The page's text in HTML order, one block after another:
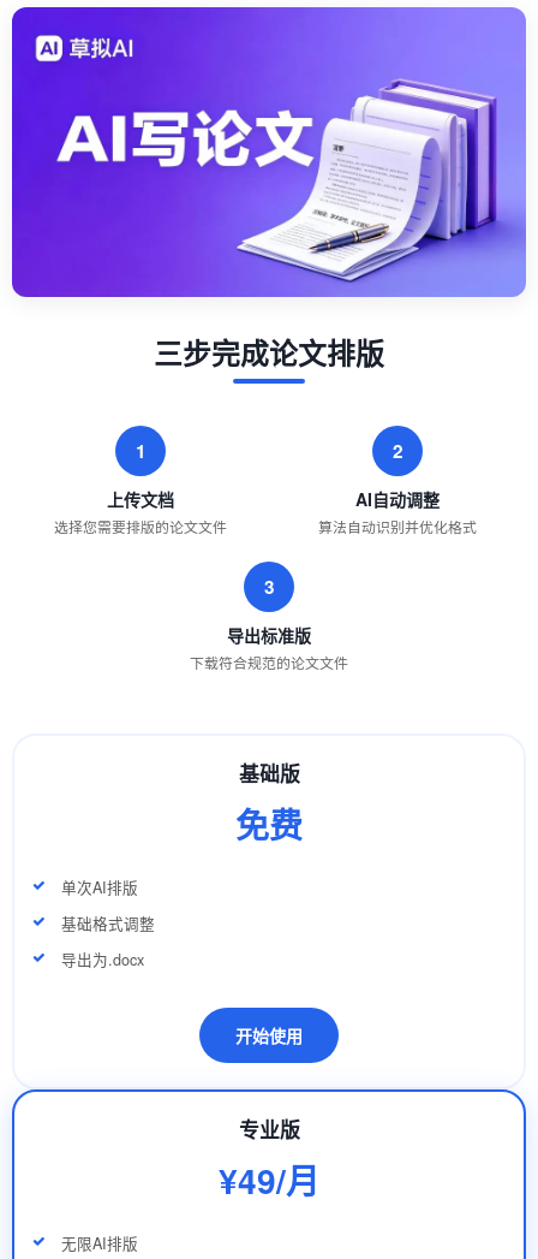
三步完成论文排版
1
上传文档
选择您需要排版的论文文件
2
AI自动调整
算法自动识别并优化格式
3
导出标准版
下载符合规范的论文文件
基础版
免费
单次AI排版
基础格式调整
导出为.docx
开始使用
专业版
¥49/月
无限AI排版